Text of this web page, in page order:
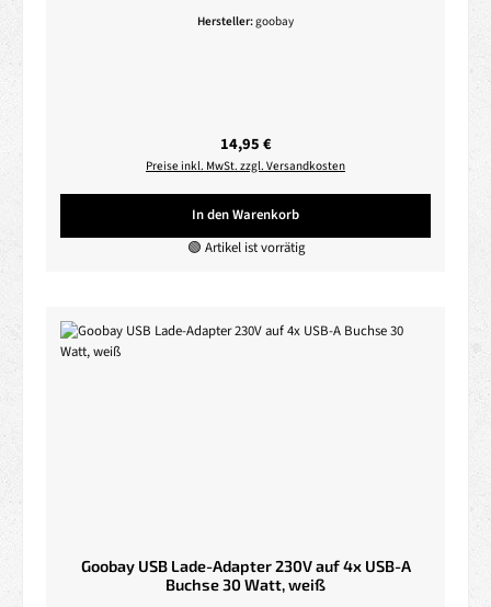
Hersteller:goobay
Regulärer Preis:
14,95 €
Preise inkl. MwSt. zzgl. Versandkosten
In den Warenkorb
🟢 Artikel ist vorrätig
Goobay USB Lade-Adapter 230V auf 4x USB-A
Buchse 30 Watt, weiß